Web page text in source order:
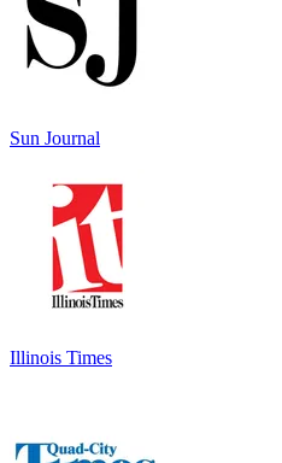
Sun Journal
Illinois Times